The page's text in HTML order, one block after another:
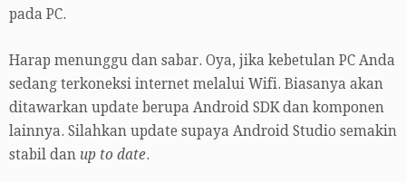
pada PC.
Harap menunggu dan sabar. Oya, jika kebetulan PC Anda
sedang terkoneksi internet melalui Wifi. Biasanya akan
ditawarkan update berupa Android SDK dan komponen
lainnya. Silahkan update supaya Android Studio semakin
stabil dan up to date.